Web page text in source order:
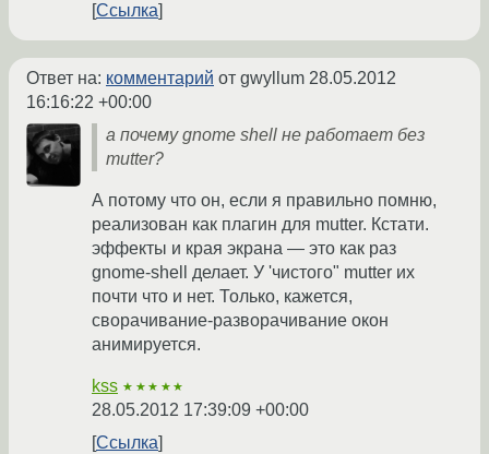
Ссылка
Ответ на: комментарий от gwyllum 28.05.2012
16:16:22 +00:00
а почему gnome shell не работает без
mutter?
А потому что он, если я правильно помню,
реализован как плагин для mutter. Кстати.
эффекты и края экрана — это как раз
gnome-shell делает. У 'чистого" mutter их
почти что и нет. Только, кажется,
сворачивание-разворачивание окон
анимируется.
kss ★★★★★
28.05.2012 17:39:09 +00:00
Ссылка